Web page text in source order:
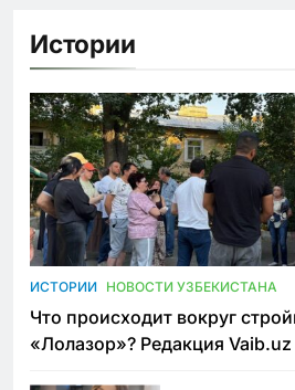
Истории
ИСТОРИИ НОВОСТИ УЗБЕКИСТАНА
Что происходит вокруг
«Лолазор»? Редакция Vaib.uz